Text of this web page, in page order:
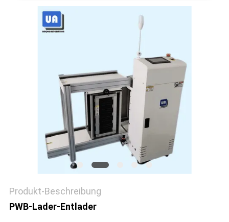
SITEMAP
PRIVACY
POLICY
Produkt-Beschreibung
PWB-Lader-Entlader